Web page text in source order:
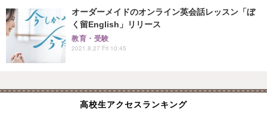
オーダーメイドのオンライン英会話レッスン「ぼ
く留English」リリース
教育・受験
2021.8.27 Fri 10:45
高校生アクセスランキング